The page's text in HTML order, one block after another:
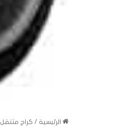
الرئيسية / كراج متنقل